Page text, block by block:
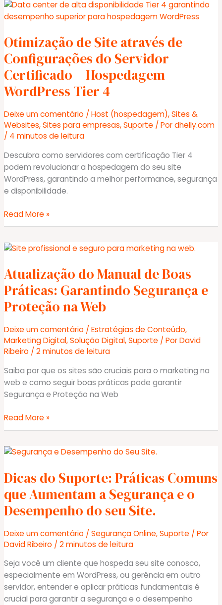
E
a
de
Se
Manter
em
Pé
Otimização de Site através de
Configurações do Servidor
Certificado – Hospedagem
WordPress Tier 4
Deixe um comentário /Host (hospedagem),Sites &
Websites,Sites para empresas,Suporte / Pordhelly.com
/ 4 minutos de leitura
Descubra como servidores com certificação Tier 4
podem revolucionar a hospedagem do seu site
WordPress, garantindo a melhor performance, segurança
e disponibilidade.
Otimização
de
através
Configurações
do
Servidor
Certificado
Hospedagem
WordPress
Tier
4
Read More »
Atualização do Manual de Boas
Práticas: Garantindo Segurança e
Proteção na Web
Deixe um comentário /Estratégias de Conteúdo,
Marketing Digital,Solução Digital,Suporte / PorDavid
Ribeiro /2 minutos de leitura
Saiba por que os sites são cruciais para o marketing na
web e como seguir boas práticas pode garantir
Segurança e Proteção na Web
Atualização
do
de
Práticas:
Garantindo
Segurança
e
na
Web
Read More »
Dicas do Suporte: Práticas Comuns
que Aumentam a Segurança e o
Desempenho do seu Site.
Deixe um comentário /Segurança Online,Suporte / Por
David Ribeiro /2 minutos de leitura
Seja você um cliente que hospeda seu site conosco,
especialmente em WordPress, ou gerência em outro
servidor, entender e aplicar práticas fundamentais é
crucial para garantir a segurança e o desempenho